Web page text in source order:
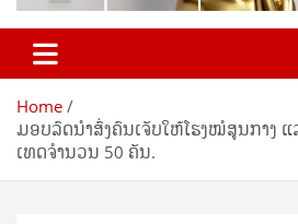
Home
ມອບລົດນໍາສົ່ງຄົນເຈັບໃຫ້ໂຮງໝໍສູນກາງ
ເທດຈໍານວນ 50 ຄັນ.